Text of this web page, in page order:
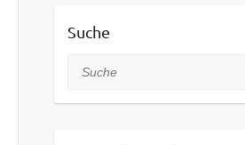
Suche
Suche